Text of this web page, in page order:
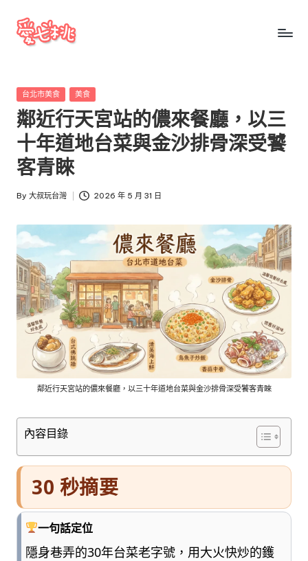
Skip
七
桃
玩
台
灣
桃
玩
台
灣
把
全
景
美
食、
交
通、
停
車
理
成
清
楚
懂
的
Posted
台北市美食 美食
鄰近行天宮站的儂來餐廳，以三
十年道地台菜與金沙排骨深受饕
客青睞
Posted
By 大叔玩台灣 2026 年 5 月 31 日
鄰近行天宮站的儂來餐廳，以三十年道地台菜與金沙排骨深受饕客青睞
內容目錄
30 秒摘要
一句話定位
隱身巷弄的30年台菜老字號，用大火快炒的鑊